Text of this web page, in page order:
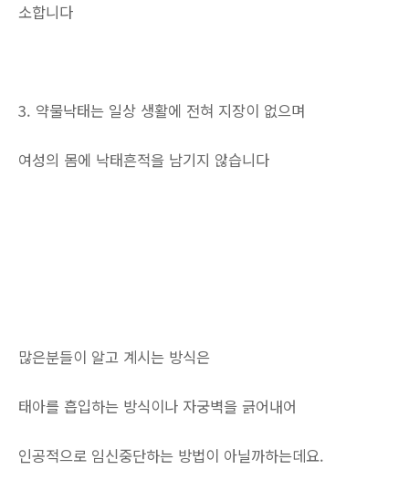
소합니다
3. 약물낙태는 일상 생활에 전혀 지장이 없으며
여성의 몸에 낙태흔적을 남기지 않습니다
많은분들이 알고 계시는 방식은
태아를 흡입하는 방식이나 자궁벽을 긁어내어
인공적으로 임신중단하는 방법이 아닐까하는데요.